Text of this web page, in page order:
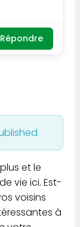
Répondre
et le
vie ici. Est-
voisins
à